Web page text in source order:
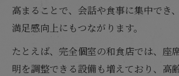
高まることで、会話や食事に集中でき
満足感向上にもつながります。
たとえば、完全個室の和食店では、座
明を調整できる設備も増えており、高